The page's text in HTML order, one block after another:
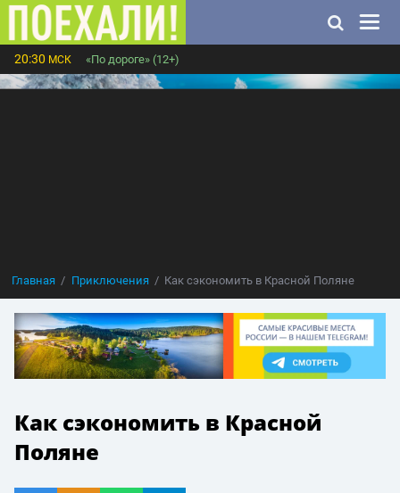
20:30 МСК «По дороге» (12+)
Главная Приключения Как сэкономить в Красной Поляне
Как сэкономить в Красной
Поляне